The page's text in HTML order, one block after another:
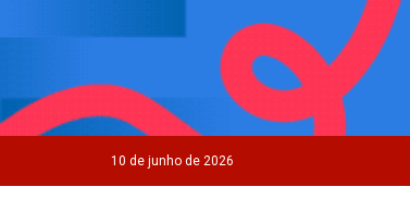
10 de junho de 2026